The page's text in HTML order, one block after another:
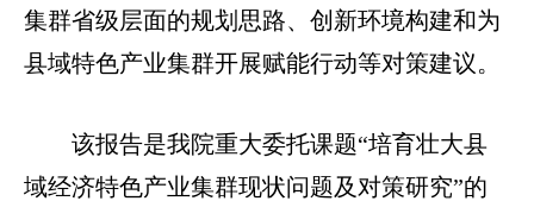
集群省级层面的规划思路、创新环境构建和为
县域特色产业集群开展赋能行动等对策建议。
该报告是我院重大委托课题“培育壮大县
域经济特色产业集群现状问题及对策研究”的